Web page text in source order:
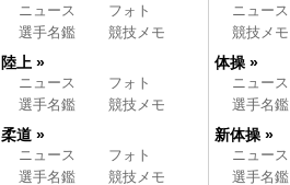
ニュース
フォト
選手名鑑
競技メモ
陸上 »
ニュース
フォト
選手名鑑
競技メモ
柔道 »
ニュース
フォト
選手名鑑
競技メモ
ニュース
競技メモ
体操 »
ニュース
選手名鑑
新体操 »
ニュース
選手名鑑